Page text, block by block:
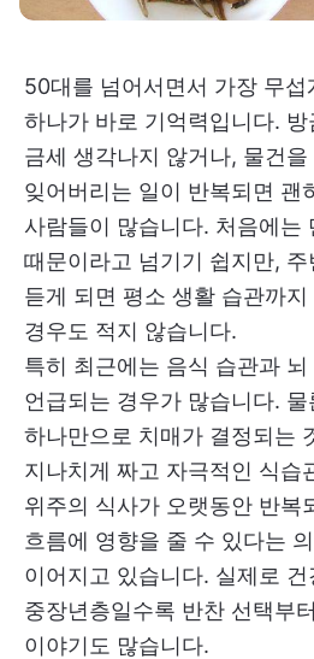
50대를 넘어서면서 가장 무
하나가 바로 기억력입니다.
금세 생각나지 않거나, 물건
잊어버리는 일이 반복되면 괜
사람들이 많습니다. 처음에는
때문이라고 넘기기 쉽지만,
듣게 되면 평소 생활 습관까
경우도 적지 않습니다.
특히 최근에는 음식 습관과
언급되는 경우가 많습니다. 물
하나만으로 치매가 결정되는
지나치게 짜고 자극적인 식습
위주의 식사가 오랫동안 반복
흐름에 영향을 줄 수 있다는
이어지고 있습니다. 실제로
중장년층일수록 반찬 선택부
이야기도 많습니다.